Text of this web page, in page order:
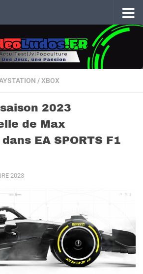
/XBOX
2023
de Max
EA SPORTS F1
2023